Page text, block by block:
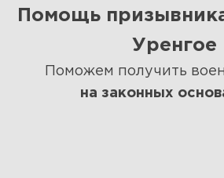
Узнать
Помощь
Уренгое
Поможем получить
на законных